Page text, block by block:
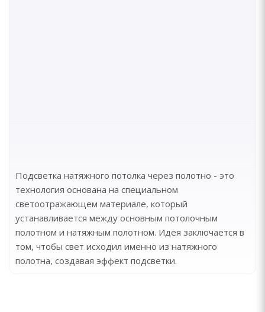
Подсветка натяжного потолка через полотно - это
технология основана на специальном
светоотражающем материале, который
устанавливается между основным потолочным
полотном и натяжным полотном. Идея заключается в
том, чтобы свет исходил именно из натяжного
полотна, создавая эффект подсветки.